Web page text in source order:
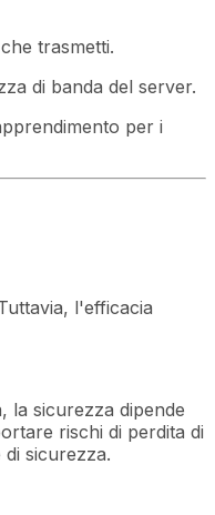
trasmetti.
di banda del server.
per i
l'efficacia
la sicurezza dipende
rischi di perdita di
sicurezza.